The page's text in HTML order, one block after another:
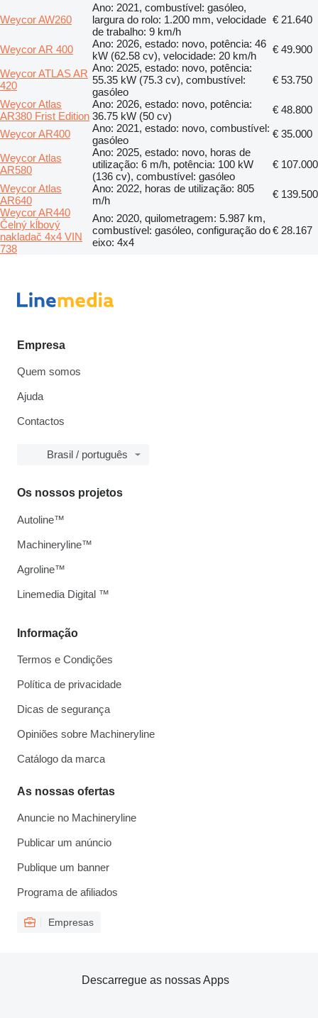
Weycor AW260
Ano: 2021, combustível: gasóleo,
largura do rolo: 1.200 mm, velocidade
de trabalho: 9 km/h
€ 21.640
Weycor AR 400
Ano: 2026, estado: novo, potência: 46
kW (62.58 cv), velocidade: 20 km/h
€ 49.900
Weycor ATLAS AR
420
Ano: 2025, estado: novo, potência:
55.35 kW (75.3 cv), combustível:
gasóleo
€ 53.750
Weycor Atlas
AR380 Frist Edition
Ano: 2026, estado: novo, potência:
36.75 kW (50 cv)
€ 48.800
Weycor AR400
Ano: 2021, estado: novo, combustível:
gasóleo
€ 35.000
Weycor Atlas
AR580
Ano: 2025, estado: novo, horas de
utilização: 6 m/h, potência: 100 kW
(136 cv), combustível: gasóleo
€ 107.000
Weycor Atlas
AR640
Ano: 2022, horas de utilização: 805
m/h
€ 139.500
Weycor AR440
Čelný kĺbový
nakladač 4x4 VIN
738
Ano: 2020, quilometragem: 5.987 km,
combustível: gasóleo, configuração do
eixo: 4x4
€ 28.167
Empresa
Quem somos
Ajuda
Contactos
Brasil / português
Informação
Termos e Condições
Política de privacidade
Dicas de segurança
Opiniões sobre Machineryline
Catálogo da marca
As nossas ofertas
Anuncie no Machineryline
Publicar um anúncio
Publique um banner
Programa de afiliados
Empresas
Os nossos projetos
Autoline™
Machineryline™
Agroline™
Linemedia Digital ™
Descarregue as nossas Apps